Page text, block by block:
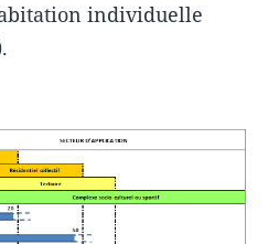
individuelle